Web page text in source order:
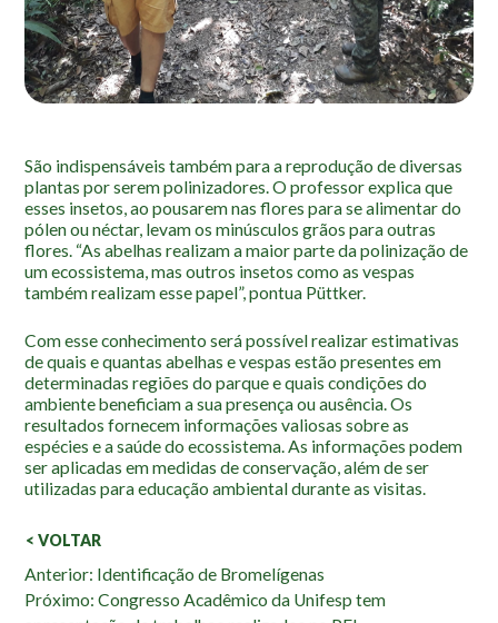
São indispensáveis também para a reprodução de diversas
plantas por serem polinizadores. O professor explica que
esses insetos, ao pousarem nas flores para se alimentar do
pólen ou néctar, levam os minúsculos grãos para outras
flores. “As abelhas realizam a maior parte da polinização de
um ecossistema, mas outros insetos como as vespas
também realizam esse papel”, pontua Püttker.
Com esse conhecimento será possível realizar estimativas
de quais e quantas abelhas e vespas estão presentes em
determinadas regiões do parque e quais condições do
ambiente beneficiam a sua presença ou ausência. Os
resultados fornecem informações valiosas sobre as
espécies e a saúde do ecossistema. As informações podem
ser aplicadas em medidas de conservação, além de ser
utilizadas para educação ambiental durante as visitas.
< VOLTAR
Veja
Anterior: Identificação de Bromelígenas
Próximo: Congresso Acadêmico da Unifesp tem